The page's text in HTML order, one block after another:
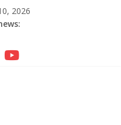
2026
per Reggio Calabria
di Gallico torna la festa
con la giornata della
per lo IOR